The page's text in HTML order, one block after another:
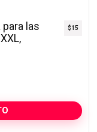
las
$15